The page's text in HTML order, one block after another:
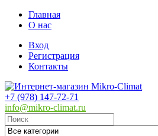
Главная
О нас
Вход
Регистрация
Контакты
+7 (978) 147-72-71
info@mikro-climat.ru